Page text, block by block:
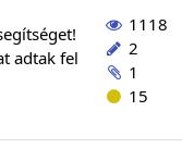
adtak fel
1118
2
1
15